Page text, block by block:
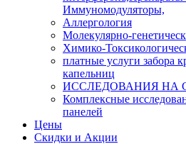
Иммуномодуляторы,
Аллергология
Молекулярно-
Химико-
платные услуги забора
капельниц
ИССЛЕДОВАНИЯ НА
Комплексные
панелей
Цены
Скидки и Акции